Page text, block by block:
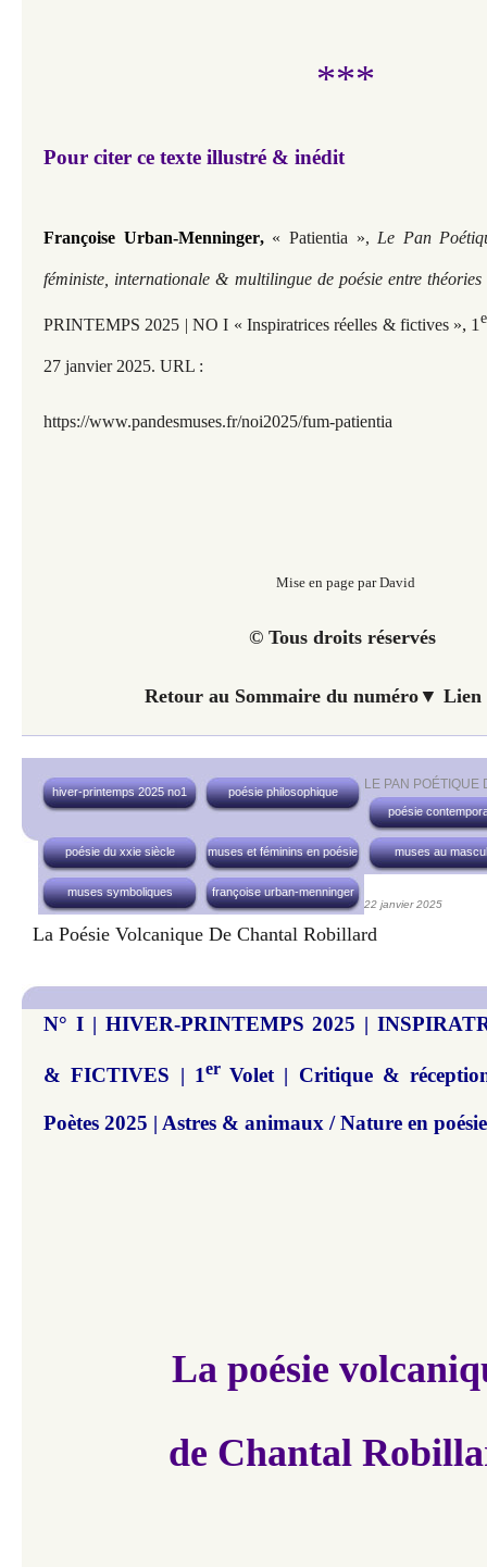
***
Pour citer ce texte illustré & inédit
Françoise Urban-Menninger, « Patientia », Le Pan
féministe, internationale & multilingue de poésie entre
PRINTEMPS 2025 | NO I « Inspiratrices réelles & fictives », 1
27 janvier 2025. URL :
https://www.pandesmuses.fr/noi2025/fum-patientia
Mise en page par David
© Tous droits réservés
Retour au Sommaire du numéro▼ Lien
LE PAN POÉTIQUE
hiver-printemps 2025 no1
poésie philosophique
poésie
poésie du xxie siècle muses et féminins en poésie muses au
muses symboliques françoise urban-menninger
22 janvier 2025
La Poésie Volcanique De Chantal Robillard
N° I | HIVER-PRINTEMPS 2025 |
& FICTIVES | 1erVolet | Critique &
Poètes 2025 | Astres & animaux / Nature en
La poésie
de Chantal